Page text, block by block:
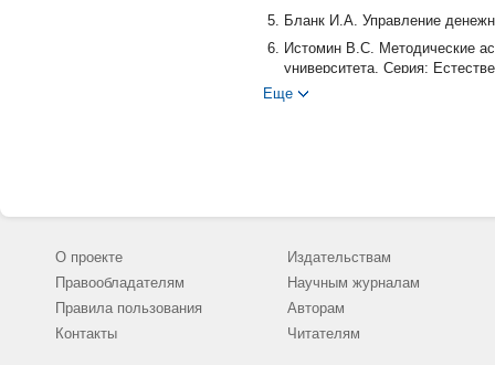
Бланк И.А. Управление
Истомин В.С. Методические
университета. Серия:
Еще
О проекте
Правообладателям
Правила пользования
Контакты
Издательствам
Научным журналам
Авторам
Читателям